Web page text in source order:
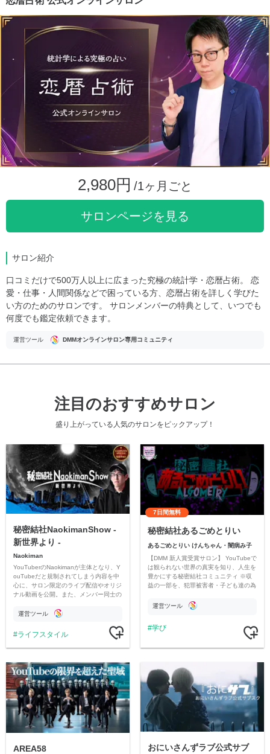
2,980円 /1ヶ月ごと
サロンページを見る
サロン紹介
口コミだけで500万人以上に広まった究極の統計学・恋暦占術。 恋
愛・仕事・人間関係などで困っている方、恋暦占術を詳しく学びた
い方のためのサロンです。 サロンメンバーの特典として、いつでも
何度でも鑑定依頼できます。
運営ツール DMMオンラインサロン専用コミュニティ
注目のおすすめサロン
盛り上がっている人気のサロンをピックアップ！
秘密結社NaokimanShow -
新世界より -
Naokiman
YouTuberのNaokimanが主体となり、Y
ouTubeだと規制されてしまう内容を中
心に、サロン限定のライブ配信やオリジ
ナル動画を公開。また、メンバー同士の
ただいています。
運営ツール
ライフスタイル
7日間無料
秘密結社あるごめとりい
あるごめとりい けんちゃん・闇病み子
【DMM 新人賞受賞サロン】 YouTubeで
は観られない世界の真実を知り、人生を
豊かにする秘密結社コミュニティ ※収
益の一部を、犯罪被害者・子ども達の為
す運営ツール
学び
AREA58
おにいさんずラブ公式サブ